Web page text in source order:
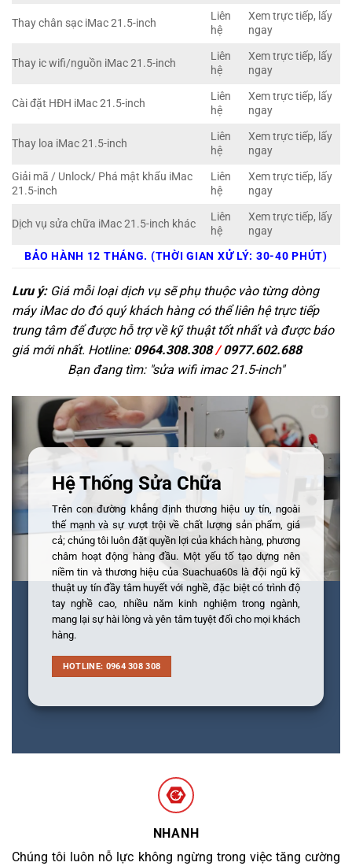
Thay chân sạc iMac 21.5-inch
Liên
hệ
Xem trực tiếp, lấy
ngay
Thay ic wifi/nguồn iMac 21.5-inch
Liên
hệ
Xem trực tiếp, lấy
ngay
Cài đặt HĐH iMac 21.5-inch
Liên
hệ
Xem trực tiếp, lấy
ngay
Thay loa iMac 21.5-inch
Liên
hệ
Xem trực tiếp, lấy
ngay
Giải mã / Unlock/ Phá mật khẩu iMac
21.5-inch
Liên
hệ
Xem trực tiếp, lấy
ngay
Dịch vụ sửa chữa iMac 21.5-inch khác
Liên
hệ
Xem trực tiếp, lấy
ngay
BẢO HÀNH 12 THÁNG. (THỜI GIAN XỬ LÝ: 30-40 PHÚT)
Lưu ý:Giá mỗi loại dịch vụ sẽ phụ thuộc vào từng dòng
máy iMac do đó quý khách hàng có thể liên hệ trực tiếp
trung tâm để được hỗ trợ về kỹ thuật tốt nhất và được báo
giá mới nhất. Hotline: 0964.308.308/0977.602.688
Bạn đang tìm: "sửa wifi imac 21.5-inch"
Hệ Thống Sửa Chữa
Trên con đường khẳng định thương hiệu uy tín, ngoài
thế mạnh và sự vượt trội về chất lượng sản phẩm, giá
cả; chúng tôi luôn đặt quyền lợi của khách hàng, phương
châm hoạt động hàng đầu. Một yếu tố tạo dựng nên
niềm tin và thương hiệu của Suachua60s là đội ngũ kỹ
thuật uy tín đầy tâm huyết với nghề, đặc biệt có trình độ
tay nghề cao, nhiều năm kinh nghiệm trong ngành,
mang lại sự hài lòng và yên tâm tuyệt đối cho mọi khách
hàng.
HOTLINE: 0964 308 308
NHANH
Chúng tôi luôn nỗ lực không ngừng trong việc tăng cường